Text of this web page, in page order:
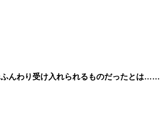
んわり受け入れられるものだったとは……